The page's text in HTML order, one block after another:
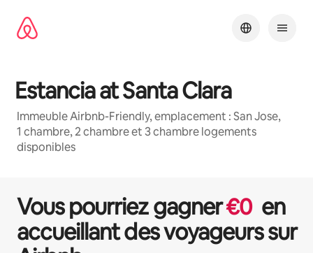
directement
Estancia at Santa Clara
Immeuble Airbnb-Friendly, emplacement : San Jose,
1 chambre, 2 chambre et 3 chambre logements
disponibles
Vous pourriez gagner€0 en
accueillant des voyageurs sur